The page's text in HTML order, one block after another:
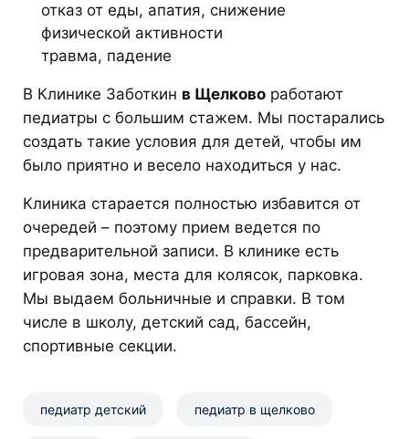
отказ от еды, апатия, снижение
физической активности
травма, падение
В Клинике Заботкин в Щелково работают
педиатры с большим стажем. Мы постарались
создать такие условия для детей, чтобы им
было приятно и весело находиться у нас.
Клиника старается полностью избавится от
очередей – поэтому прием ведется по
предварительной записи. В клинике есть
игровая зона, места для колясок, парковка.
Мы выдаем больничные и справки. В том
числе в школу, детский сад, бассейн,
спортивные секции.
педиатр детский педиатр в щелково